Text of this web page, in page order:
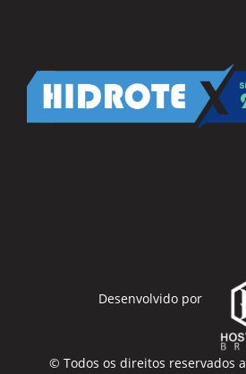
Desenvolvido por
© Todos os direitos reservados a